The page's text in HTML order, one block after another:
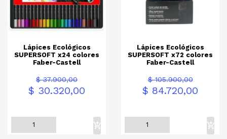
Lápices Ecológicos
SUPERSOFT x24 colores
Faber-Castell
Precio
base
$ 37.900,00Precio
$ 30.320,00
Lápices Ecológicos
SUPERSOFT x72 colores
Faber-Castell
Precio
base
$ 105.900,00Precio
$ 84.720,00